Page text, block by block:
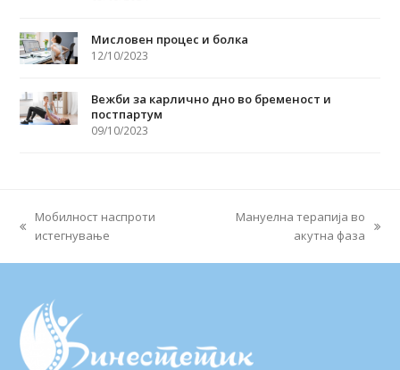
Мисловен процес и болка
12/10/2023
Вежби за карлично дно во бременост и
постпартум
09/10/2023
previous
Мобилност наспроти
истегнување
Мануелна терапија во
акутна фаза